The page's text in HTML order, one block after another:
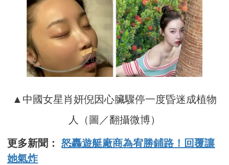
▲中國女星肖妍倪因心臟驟停一度昏迷成植物
人（圖／翻攝微博）
更多新聞：怒轟遊艇廠商為宥勝鋪路！回覆讓
她氣炸